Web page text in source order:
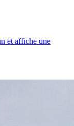
et affiche une